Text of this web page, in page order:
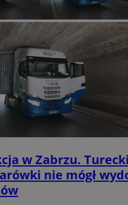
w Zabrzu. Turecki
nie mógł